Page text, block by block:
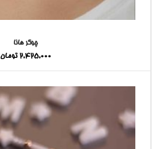
چوکر هانا
2,425,000 تومان